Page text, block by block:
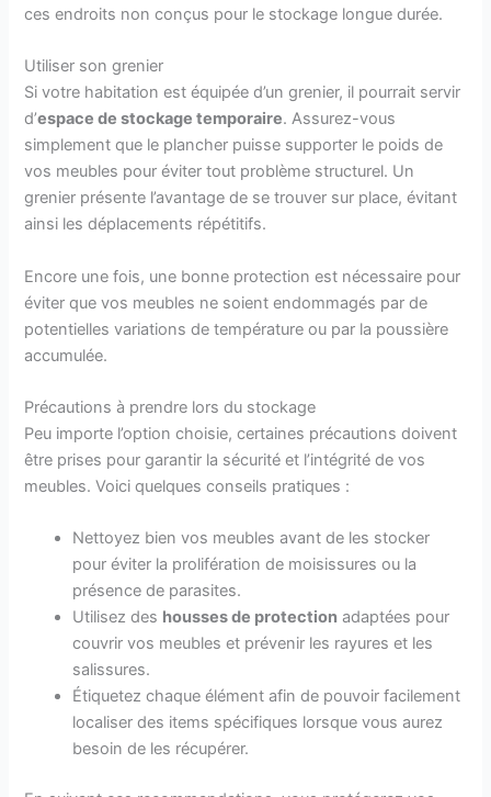
ces endroits non conçus pour le stockage longue durée.
Utiliser son grenier
Si votre habitation est équipée d’un grenier, il pourrait servir
d’espace de stockage temporaire. Assurez-vous
simplement que le plancher puisse supporter le poids de
vos meubles pour éviter tout problème structurel. Un
grenier présente l’avantage de se trouver sur place, évitant
ainsi les déplacements répétitifs.
Encore une fois, une bonne protection est nécessaire pour
éviter que vos meubles ne soient endommagés par de
potentielles variations de température ou par la poussière
accumulée.
Précautions à prendre lors du stockage
Peu importe l’option choisie, certaines précautions doivent
être prises pour garantir la sécurité et l’intégrité de vos
meubles. Voici quelques conseils pratiques :
Nettoyez bien vos meubles avant de les stocker
pour éviter la prolifération de moisissures ou la
présence de parasites.
Utilisez des housses de protection adaptées pour
couvrir vos meubles et prévenir les rayures et les
salissures.
Étiquetez chaque élément afin de pouvoir facilement
localiser des items spécifiques lorsque vous aurez
besoin de les récupérer.